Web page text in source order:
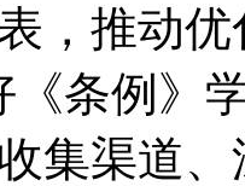
，推动
《条例》
集渠道